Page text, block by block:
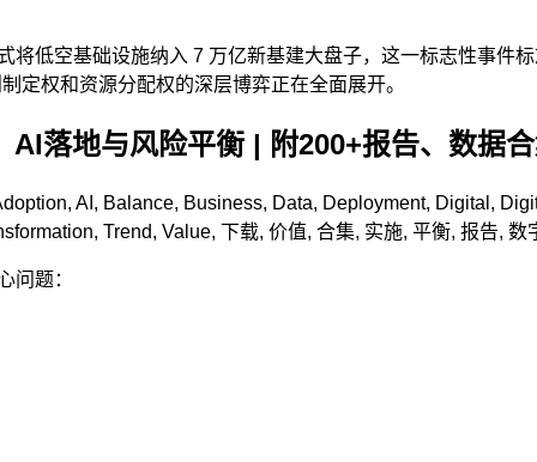
低空基础设施纳入 7 万亿新基建大盘子，这一标志性事件
定权和资源分配权的深层博弈正在全面展开。
落地与风险平衡 | 附200+报告、数据
, AI , Balance, Business, Data, Deployment, Digital ,
, Trend, Value, 下载, 价值, 合集, 实施, 平衡, 报告, 数
问题：